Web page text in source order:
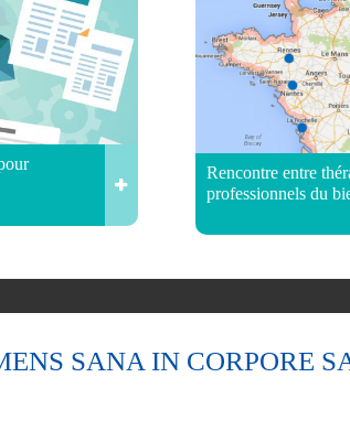
Rencontre entre
professionnels du
SANA IN CORPORE